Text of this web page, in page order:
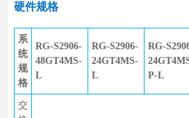
硬件规格
系
统
规
格
RG-S2906-
48GT4MS-
L
RG-S2906-
24GT4MS-
L
RG-
P-L
交